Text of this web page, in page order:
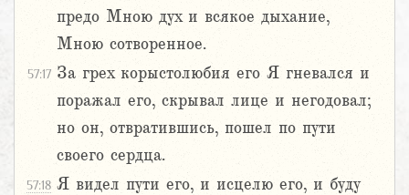
предо Мною дух и всякое дыхание,
Мною сотворенное.
57:17 За грех корыстолюбия его Я гневался и
поражал его, скрывал лице и негодовал;
но он, отвратившись, пошел по пути
своего сердца.
57:18 Я видел пути его, и исцелю его, и буду